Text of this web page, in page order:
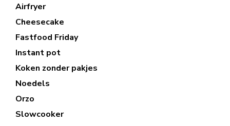
Airfryer
Cheesecake
Fastfood Friday
Instant pot
Koken zonder pakjes
Noedels
Orzo
Slowcooker